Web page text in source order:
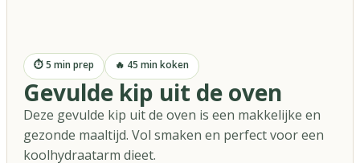
⏱5 min prep 🔥 45 min koken
Gevulde kip uit de oven
Deze gevulde kip uit de oven is een makkelijke en
gezonde maaltijd. Vol smaken en perfect voor een
koolhydraatarm dieet.